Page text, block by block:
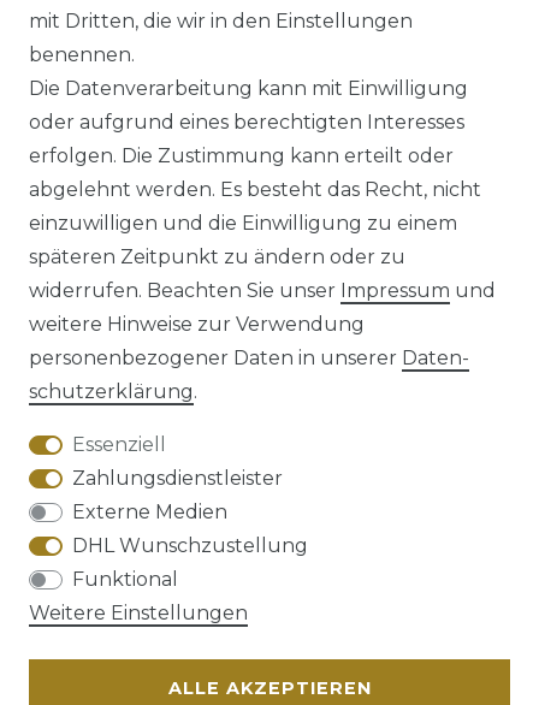
Impressum Daten­schutz­erklärung
AGB Barrierefreiheitserklärung
Widerrufs­recht
mit Dritten, die wir in den Einstellungen
benennen.
Die Datenverarbeitung kann mit Einwilligung
oder aufgrund eines berechtigten Interesses
erfolgen. Die Zustimmung kann erteilt oder
abgelehnt werden. Es besteht das Recht, nicht
einzuwilligen und die Einwilligung zu einem
späteren Zeitpunkt zu ändern oder zu
widerrufen. Beachten Sie unser Impressum und
weitere Hinweise zur Verwendung
personenbezogener Daten in unserer Daten­
schutz­erklärung.
Essenziell
Zahlungsdienstleister
Externe Medien
DHL Wunschzustellung
Funktional
Weitere Einstellungen
ALLE AKZEPTIEREN